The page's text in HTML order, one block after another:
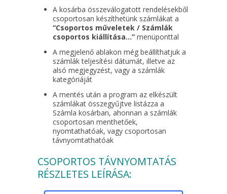
A kosárba összeválogatott rendelésekből
csoportosan készíthetünk számlákat a
“Csoportos műveletek / Számlák
csoportos kiállítása…” menüponttal
A megjelenő ablakon még beállíthatjuk a
számlák teljesítési dátumát, illetve az
alsó megjegyzést, vagy a számlák
kategóriáját
A mentés után a program az elkészült
számlákat összegyűjtve listázza a
Számla kosárban, ahonnan a számlák
csoportosan menthetőek,
nyomtathatóak, vagy csoportosan
távnyomtathatóak
CSOPORTOS TÁVNYOMTATÁS
RÉSZLETES LEÍRÁSA: